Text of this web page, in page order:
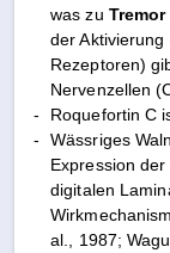
was zu Tremor
der
Rezeptoren)
Nervenzellen
-
Roquefortin C
-
Wässriges
Expression
digitalen
al., 1987;